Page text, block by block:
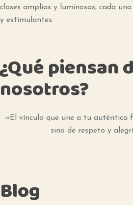
clases amplias y luminosas, cada
y estimulantes.
¿Qué piensan
nosotros?
«El vínculo que une a tu auténtica
sino de respeto y
Blog